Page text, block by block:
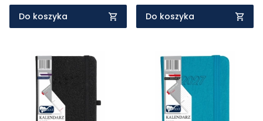
Do koszyka Do koszyka